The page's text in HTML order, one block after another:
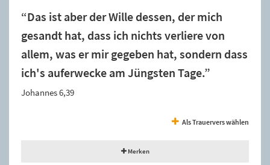
“Das ist aber der Wille dessen, der mich
gesandt hat, dass ich nichts verliere von
allem, was er mir gegeben hat, sondern dass
ich's auferwecke am Jüngsten Tage.”
Johannes 6,39
Als Trauervers wählen
Merken